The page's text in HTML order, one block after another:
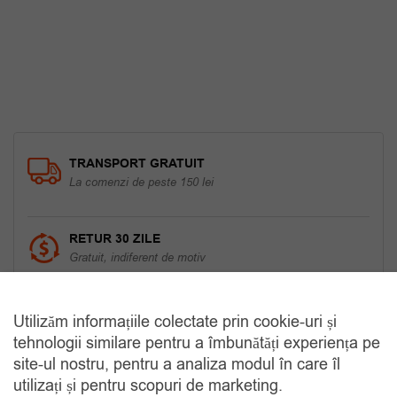
TRANSPORT GRATUIT
La comenzi de peste 150 lei
RETUR 30 ZILE
Gratuit, indiferent de motiv
COMANDA TELEFONIC
Tel. 0770420114
Utilizăm informațiile colectate prin cookie-uri și
tehnologii similare pentru a îmbunătăți experiența pe
site-ul nostru, pentru a analiza modul în care îl
utilizați și pentru scopuri de marketing.